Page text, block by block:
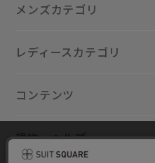
メンズカテゴリ
レディースカテゴリ
コンテンツ
規約・ヘルプ
当サイトでは利用体験の向上およ